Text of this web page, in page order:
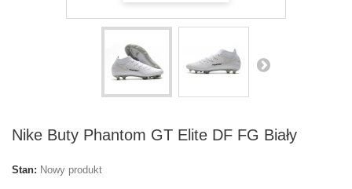
Nike Buty Phantom GT Elite DF FG Biały
Stan: Nowy produkt